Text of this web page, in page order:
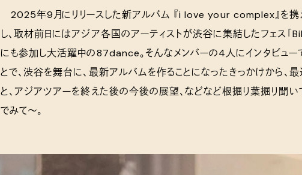
2025年9月にリリースした新アルバム 『i love your complex』を携
し、取材前日にはアジア各国のアーティストが渋谷に集結したフェス
にも参加し大活躍中の87dance。そんなメンバーの4人にインタビューで
とで、渋谷を舞台に、最新アルバムを作ることになったきっかけから、
と、アジアツアーを終えた後の今後の展望、などなど根掘り葉掘り聞い
でみて〜。